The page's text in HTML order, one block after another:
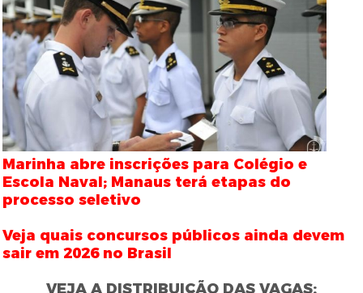
Marinha abre inscrições para Colégio e
Escola Naval; Manaus terá etapas do
processo seletivo
Veja quais concursos públicos ainda devem
sair em 2026 no Brasil
VEJA A DISTRIBUIÇÃO DAS VAGAS: